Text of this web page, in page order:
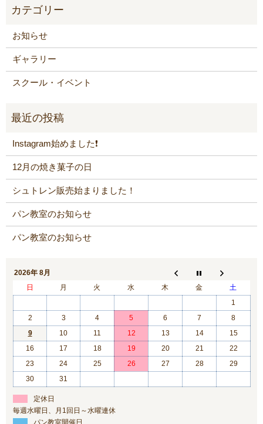
お知らせ
ギャラリー
スクール・イベント
Instagram始めました❗️
12月の焼き菓子の日
シュトレン販売始まりました！
パン教室のお知らせ
パン教室のお知らせ
2026年 8月
日
月 火 水 木 金
土
1
2
3 4 5 6 7
8
9
10 11 12 13 14
15
16
17 18 19 20 21
22
23
24 25 26 27 28
29
30
31
定休日
毎週水曜日、月1回日～水曜連休
パン教室開催日